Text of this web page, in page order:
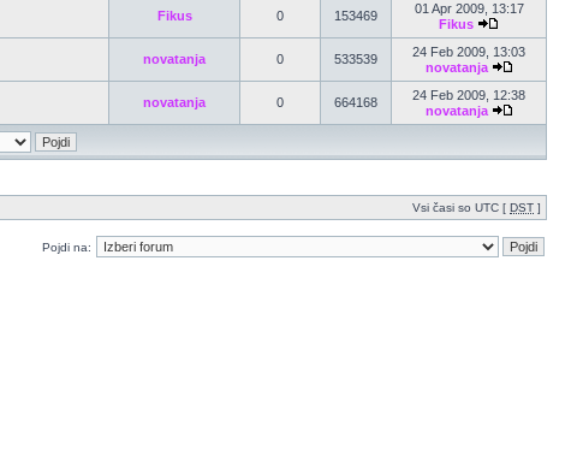
Fikus 0 153469
01 Apr 2009, 13:17
Fikus
novatanja 0 533539
24 Feb 2009, 13:03
novatanja
novatanja 0 664168
24 Feb 2009, 12:38
novatanja
Vsi časi so UTC [ DST ]
Pojdi na: